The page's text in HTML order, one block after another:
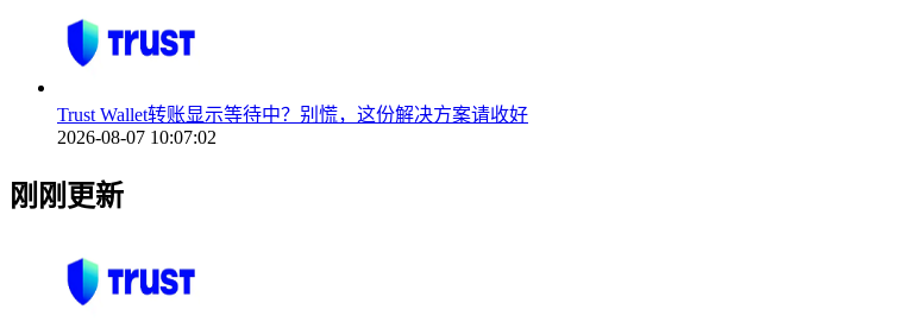
Trust Wallet转账显示等待中？别慌，这份解决方案请收好
2026-08-07 10:07:02
刚刚更新